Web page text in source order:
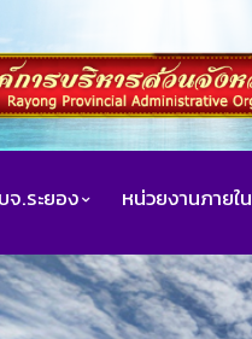
จ.ระยอง หน่วยงานภายใน